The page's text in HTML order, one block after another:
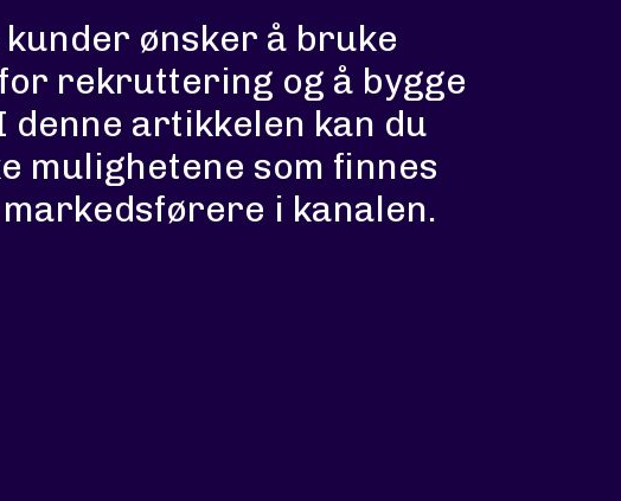
ønsker å bruke
rekruttering og å bygge
denne artikkelen kan du
mulighetene som finnes
i kanalen.